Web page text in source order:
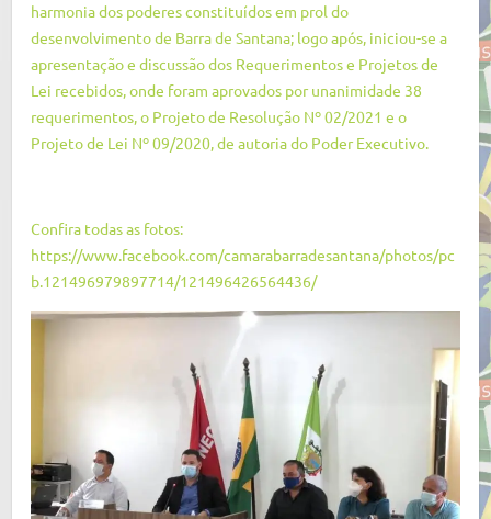
harmonia dos poderes constituídos em prol do
desenvolvimento de Barra de Santana; logo após, iniciou-se a
apresentação e discussão dos Requerimentos e Projetos de
Lei recebidos, onde foram aprovados por unanimidade 38
requerimentos, o Projeto de Resolução Nº 02/2021 e o
Projeto de Lei Nº 09/2020, de autoria do Poder Executivo.
Confira todas as fotos:
https://www.facebook.com/camarabarradesantana/photos/pc
b.121496979897714/121496426564436/